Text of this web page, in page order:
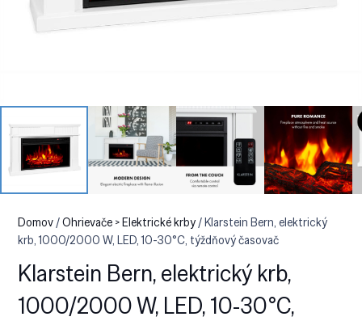
Domov/Ohrievače > Elektrické krby/ Klarstein Bern, elektrický
krb, 1000/2000 W, LED, 10-30°C, týždňový časovač
Klarstein Bern, elektrický krb,
1000/2000 W, LED, 10-30°C,